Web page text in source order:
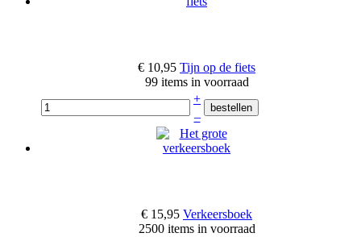
€ 10,95 Tijn op de fiets
99 items in voorraad
+
–
€ 15,95 Verkeersboek
2500 items in voorraad